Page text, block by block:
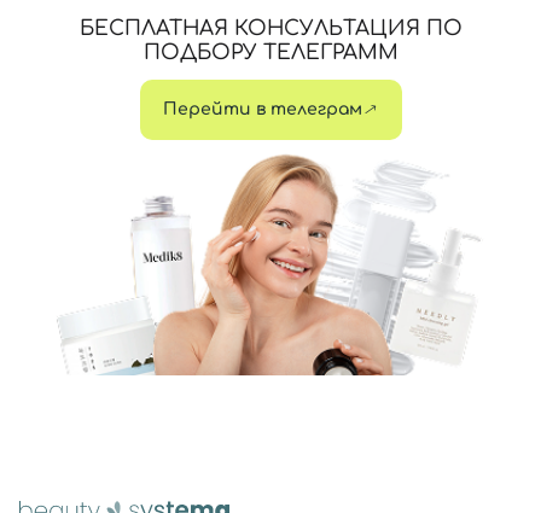
БЕСПЛАТНАЯ КОНСУЛЬТАЦИЯ ПО
ПОДБОРУ ТЕЛЕГРАММ
Перейти в телеграм